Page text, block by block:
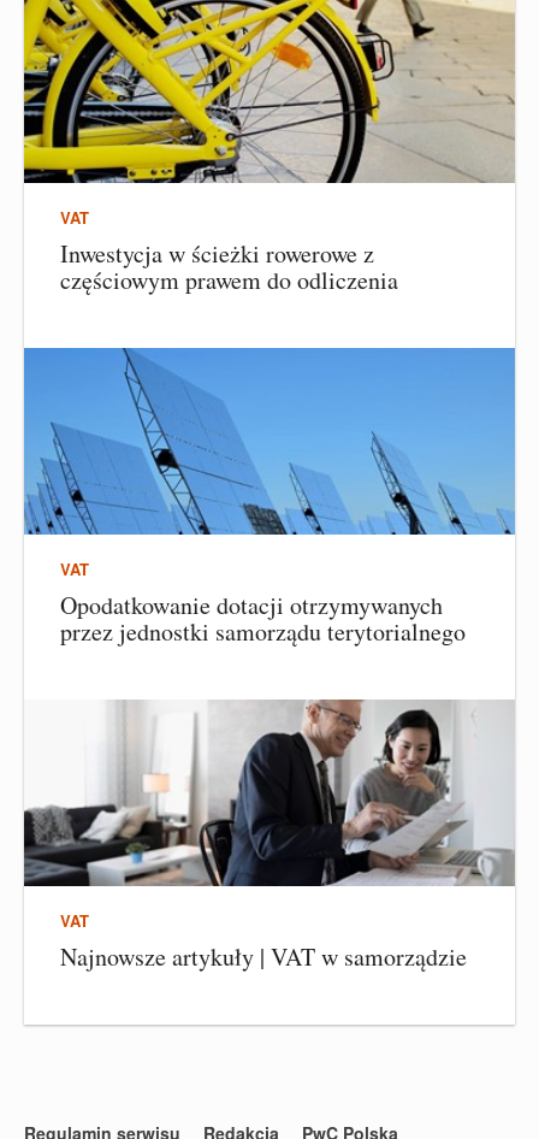
VAT
Inwestycja w ścieżki rowerowe z
częściowym prawem do odliczenia
VAT
Opodatkowanie dotacji otrzymywanych
przez jednostki samorządu terytorialnego
VAT
Najnowsze artykuły | VAT w samorządzie
Regulamin serwisu Redakcja PwC Polska